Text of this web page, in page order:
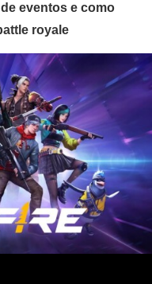
eventos e como
royale